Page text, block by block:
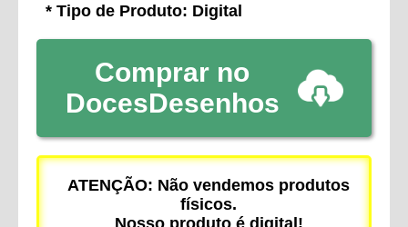
* Tipo de Produto: Digital
Comprar no
DocesDesenhos
ATENÇÃO: Não vendemos produtos
físicos.
Nosso produto é digital!